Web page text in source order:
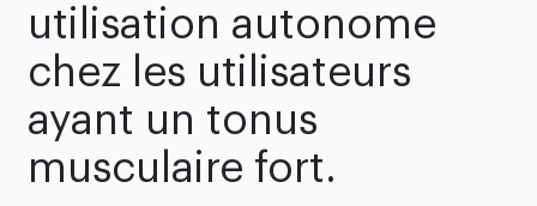
utilisation autonome
chez les utilisateurs
ayant un tonus
musculaire fort.